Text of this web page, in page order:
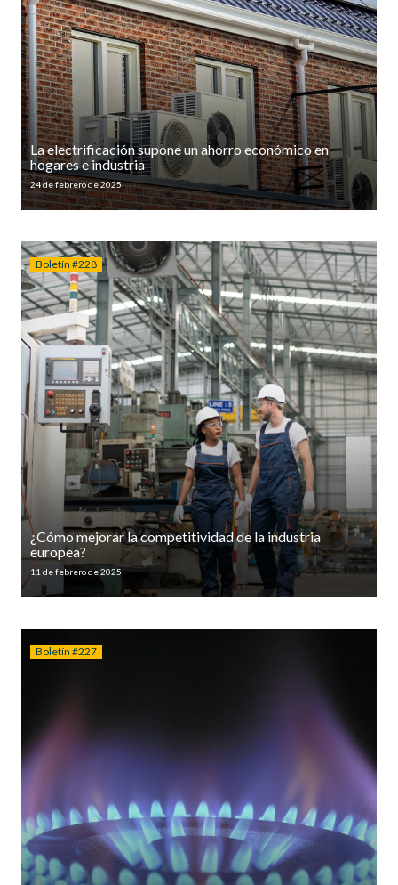
La electrificación supone un ahorro económico en
hogares e industria
24 de febrero de 2025
Boletín #228
¿Cómo mejorar la competitividad de la industria
europea?
11 de febrero de 2025
Boletín #227